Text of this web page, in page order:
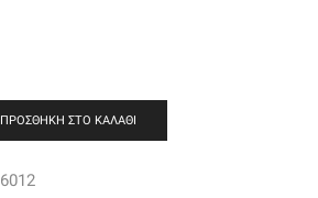
ΠΡΟΣΘΉΚΗ ΣΤΟ ΚΑΛΆΘΙ
6012